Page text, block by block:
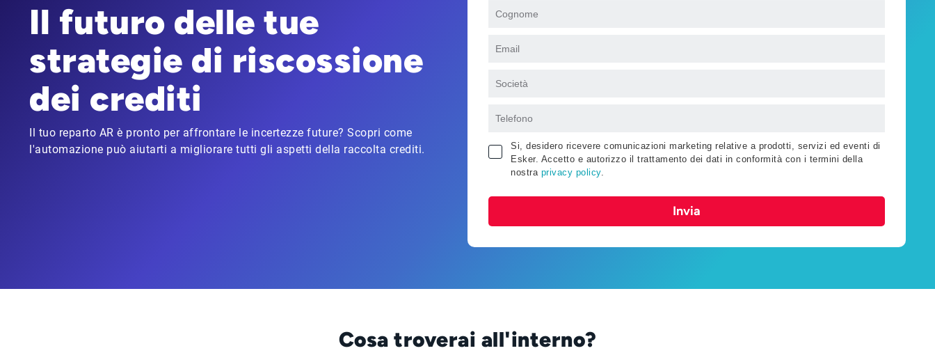
Il futuro delle tue
strategie di riscossione
dei crediti
Il tuo reparto AR è pronto per affrontare le incertezze future? Scopri come
l'automazione può aiutarti a migliorare tutti gli aspetti della raccolta crediti.
Si, desidero ricevere comunicazioni marketing relative a prodotti, servizi ed eventi di
Esker. Accetto e autorizzo il trattamento dei dati in conformità con i termini della
nostra privacy policy.
Invia
Cosa troverai all'interno?